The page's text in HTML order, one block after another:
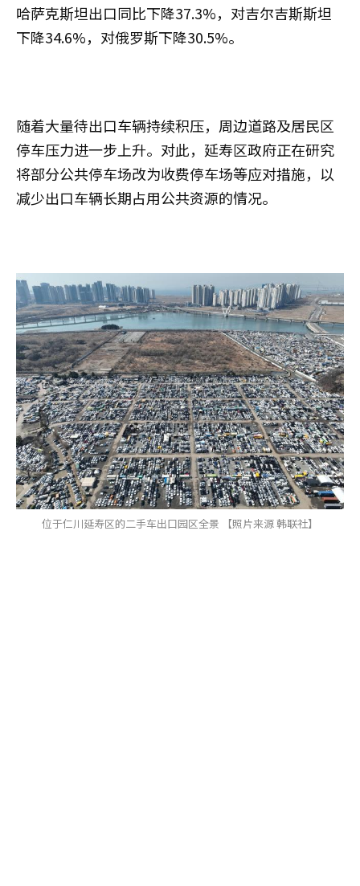
哈萨克斯坦出口同比下降37.3%，对吉尔吉斯斯坦
下降34.6%，对俄罗斯下降30.5%。
随着大量待出口车辆持续积压，周边道路及居民区
停车压力进一步上升。对此，延寿区政府正在研究
将部分公共停车场改为收费停车场等应对措施，以
减少出口车辆长期占用公共资源的情况。
位于仁川延寿区的二手车出口园区全景 【照片来源 韩联社】